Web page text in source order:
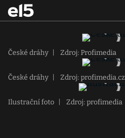
České dráhy Zdroj: Profimedia
České dráhy Zdroj: profimedia.cz
Ilustrační foto Zdroj: profimedia